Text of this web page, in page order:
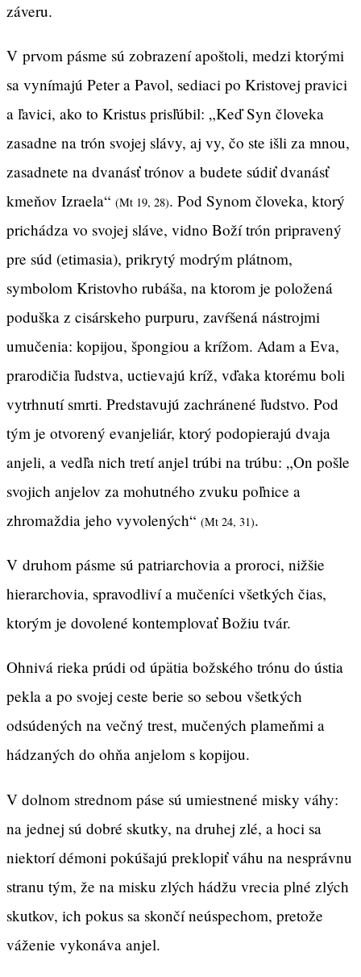
záveru.
V prvom pásme sú zobrazení apoštoli, medzi ktorými
sa vynímajú Peter a Pavol, sediaci po Kristovej pravici
a ľavici, ako to Kristus prisľúbil: „Keď Syn človeka
zasadne na trón svojej slávy, aj vy, čo ste išli za mnou,
zasadnete na dvanásť trónov a budete súdiť dvanásť
kmeňov Izraela“ (Mt 19, 28). Pod Synom človeka, ktorý
prichádza vo svojej sláve, vidno Boží trón pripravený
pre súd (etimasia), prikrytý modrým plátnom,
symbolom Kristovho rubáša, na ktorom je položená
poduška z cisárskeho purpuru, zavŕšená nástrojmi
umučenia: kopijou, špongiou a krížom. Adam a Eva,
prarodičia ľudstva, uctievajú kríž, vďaka ktorému boli
vytrhnutí smrti. Predstavujú zachránené ľudstvo. Pod
tým je otvorený evanjeliár, ktorý podopierajú dvaja
anjeli, a vedľa nich tretí anjel trúbi na trúbu: „On pošle
svojich anjelov za mohutného zvuku poľnice a
zhromaždia jeho vyvolených“ (Mt 24, 31).
V druhom pásme sú patriarchovia a proroci, nižšie
hierarchovia, spravodliví a mučeníci všetkých čias,
ktorým je dovolené kontemplovať Božiu tvár.
Ohnivá rieka prúdi od úpätia božského trónu do ústia
pekla a po svojej ceste berie so sebou všetkých
odsúdených na večný trest, mučených plameňmi a
hádzaných do ohňa anjelom s kopijou.
V dolnom strednom páse sú umiestnené misky váhy:
na jednej sú dobré skutky, na druhej zlé, a hoci sa
niektorí démoni pokúšajú preklopiť váhu na nesprávnu
stranu tým, že na misku zlých hádžu vrecia plné zlých
skutkov, ich pokus sa skončí neúspechom, pretože
váženie vykonáva anjel.